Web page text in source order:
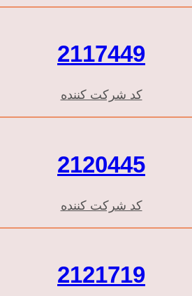
2117449
کد شرکت کننده
2120445
کد شرکت کننده
2121719